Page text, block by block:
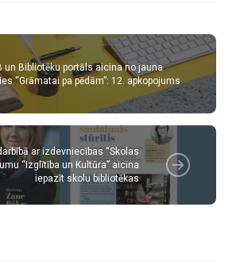
un Bibliotēku portāls aicina no jauna
“Grāmatai pa pēdām”: 12. apkopojums
ar izdevniecības “Skolas
“Izglītība un Kultūra” aicina
iepazīt skolu bibliotēkas